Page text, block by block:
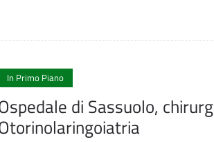
In Primo Piano
di Sassuolo,